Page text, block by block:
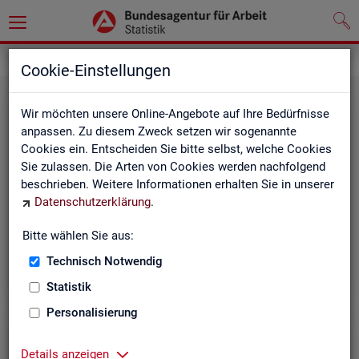
Cookie-Einstellungen
Wir möchten unsere Online-Angebote auf Ihre Bedürfnisse
anpassen. Zu diesem Zweck setzen wir sogenannte
Cookies ein. Entscheiden Sie bitte selbst, welche Cookies
Sie zulassen. Die Arten von Cookies werden nachfolgend
beschrieben. Weitere Informationen erhalten Sie in unserer
Datenschutzerklärung.
Bitte wählen Sie aus:
Technisch Notwendig
Statistik
Personalisierung
Details anzeigen
Ge­set­ze und Ver­ord­nun­gen
Die Gesetze und Verordnungen, die der Arbeit der
Statistik der BA zugrunde liegen, finden Sie hier.